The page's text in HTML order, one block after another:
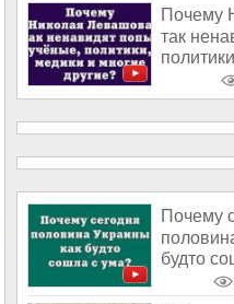
Почему
так
Почему
будто